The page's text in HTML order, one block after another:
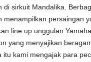
di sirkuit Mandalika.
menampilkan persaingan
line up unggulan
yang menyajikan
itu kami mengajak para